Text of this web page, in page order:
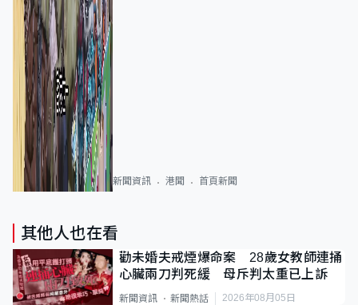
新聞資訊 港聞 首頁新聞
其他人也在看
勸未婚夫戒煙爆命案 28歲女教師連捅
心臟兩刀判死緩 母斥判太重已上訴
新聞資訊 新聞熱話 2026年08月05日